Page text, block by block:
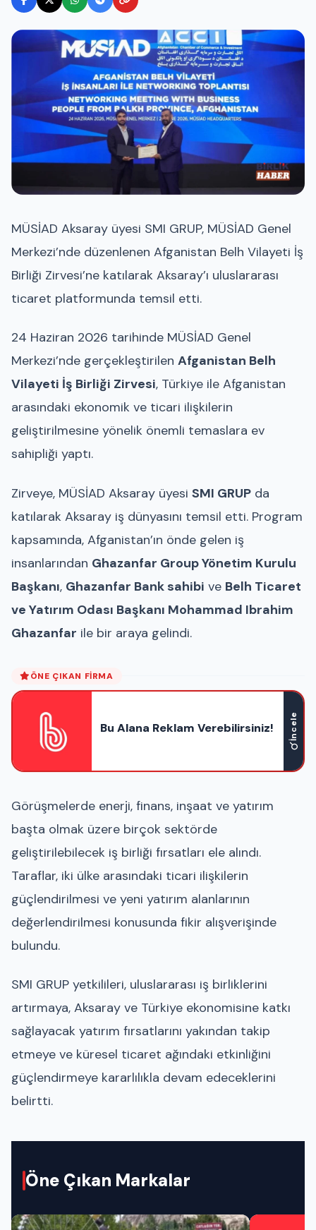
MÜSİAD Aksaray üyesi SMI GRUP, MÜSİAD Genel
Merkezi’nde düzenlenen Afganistan Belh Vilayeti İş
Birliği Zirvesi’ne katılarak Aksaray’ı uluslararası
ticaret platformunda temsil etti.
24 Haziran 2026 tarihinde MÜSİAD Genel
Merkezi’nde gerçekleştirilen Afganistan Belh
Vilayeti İş Birliği Zirvesi, Türkiye ile Afganistan
arasındaki ekonomik ve ticari ilişkilerin
geliştirilmesine yönelik önemli temaslara ev
sahipliği yaptı.
Zirveye, MÜSİAD Aksaray üyesi SMI GRUP da
katılarak Aksaray iş dünyasını temsil etti. Program
kapsamında, Afganistan’ın önde gelen iş
insanlarından Ghazanfar Group Yönetim Kurulu
Başkanı, Ghazanfar Bank sahibi ve Belh Ticaret
ve Yatırım Odası Başkanı Mohammad Ibrahim
Ghazanfar ile bir araya gelindi.
ÖNE ÇIKAN FIRMA
Bu Alana Reklam Verebilirsiniz! İncele
Görüşmelerde enerji, finans, inşaat ve yatırım
başta olmak üzere birçok sektörde
geliştirilebilecek iş birliği fırsatları ele alındı.
Taraflar, iki ülke arasındaki ticari ilişkilerin
güçlendirilmesi ve yeni yatırım alanlarının
değerlendirilmesi konusunda fikir alışverişinde
bulundu.
SMI GRUP yetkilileri, uluslararası iş birliklerini
artırmaya, Aksaray ve Türkiye ekonomisine katkı
sağlayacak yatırım fırsatlarını yakından takip
etmeye ve küresel ticaret ağındaki etkinliğini
güçlendirmeye kararlılıkla devam edeceklerini
belirtti.
Öne Çıkan Markalar